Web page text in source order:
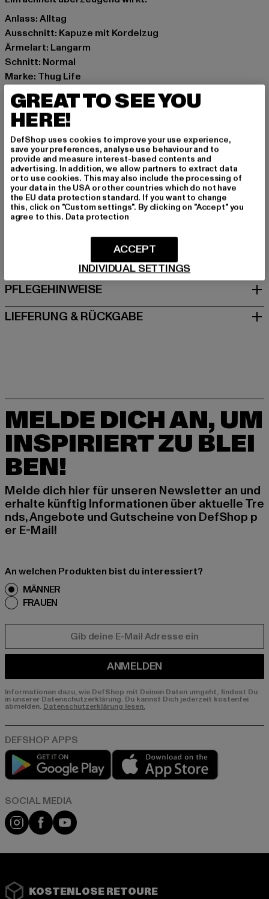
Anlass: Alltag
Ausschnitt: Kapuze mit Kordelzug
Ärmelart: Langarm
Schnitt: Normal
Marke: Thug Life
Kat.: Hoodies
Farbe: schwarz
Hersteller Farbe: black
Materialzusammensetzung: 80% Polyester, 20%
Baumwolle
Art.Nr: TLHD183-00007
Hersteller: TB International GmbH |info@tbint.de
Dr.-Robert-Murjahn-Straße 7 | 64372 Ober-Ramstadt |
DE
GRÖSSE & PASSFORM
PFLEGEHINWEISE
LIEFERUNG & RÜCKGABE
MELDE DICH AN, UM
INSPIRIERT ZU BLEI
BEN!
Melde dich hier für unseren Newsletter an und
erhalte künftig Informationen über aktuelle Tre
nds, Angebote und Gutscheine von DefShop p
er E-Mail!
An welchen Produkten bist du interessiert?
MÄNNER
FRAUEN
ANMELDEN
Informationen dazu, wie DefShop mit Deinen Daten umgeht, findest Du
in unserer Datenschutzerklärung. Du kannst Dich jederzeit kostenfei
abmelden. Datenschutzerklärung lesen.
Play market
Instagram
FacebookYouTube
KOSTENLOSE RETOURE
GREAT TO SEE YOU
HERE!
DefShop uses cookies to improve your use experience,
save your preferences, analyse use behaviour and to
provide and measure interest-based contents and
advertising. In addition, we allow partners to extract data
or to use cookies. This may also include the processing of
your data in the USA or other countries which do not have
the EU data protection standard. If you want to change
this, click on "Custom settings". By clicking on "Accept" you
agree to this. Data protection
INDIVIDUAL SETTINGS
ACCEPT